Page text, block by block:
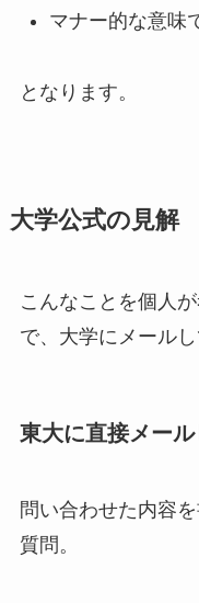
マナー的な意味
となります。
大学公式の見解
こんなことを個人
で、大学にメール
東大に直接メー
問い合わせた内容
質問。